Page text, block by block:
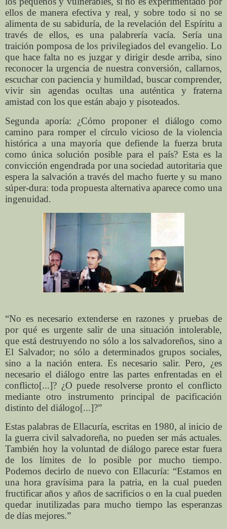
ellos de manera efectiva y real, y sobre todo si no se
alimenta de su sabiduría, de la revelación del Espíritu a
través de ellos, es una palabrería vacía. Sería una
traición pomposa de los privilegiados del evangelio. Lo
que hace falta no es juzgar y dirigir desde arriba, sino
reconocer la urgencia de nuestra conversión, callarnos,
escuchar con paciencia y humildad, buscar comprender,
vivir sin agendas ocultas una auténtica y fraterna
amistad con los que están abajo y pisoteados.
Segunda aporía: ¿Cómo proponer el diálogo como
camino para romper el círculo vicioso de la violencia
histórica a una mayoría que defiende la fuerza bruta
como única solución posible para el país? Esta es la
convicción engendrada por una sociedad autoritaria que
espera la salvación a través del macho fuerte y su mano
súper-dura: toda propuesta alternativa aparece como una
ingenuidad.
“No es necesario extenderse en razones y pruebas de
por qué es urgente salir de una situación intolerable,
que está destruyendo no sólo a los salvadoreños, sino a
El Salvador; no sólo a determinados grupos sociales,
sino a la nación entera. Es necesario salir. Pero, ¿es
necesario el diálogo entre las partes enfrentadas en el
conflicto[...]? ¿O puede resolverse pronto el conflicto
mediante otro instrumento principal de pacificación
distinto del diálogo[...]?”
Estas palabras de Ellacuría, escritas en 1980, al inicio de
la guerra civil salvadoreña, no pueden ser más actuales.
También hoy la voluntad de diálogo parece estar fuera
de los límites de lo posible por mucho tiempo.
Podemos decirlo de nuevo con Ellacuría: “Estamos en
una hora gravísima para la patria, en la cual pueden
fructificar años y años de sacrificios o en la cual pueden
quedar inutilizadas para mucho tiempo las esperanzas
de días mejores.”